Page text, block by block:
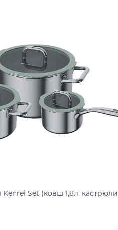
Set (ковш 1,8л, кастрюли